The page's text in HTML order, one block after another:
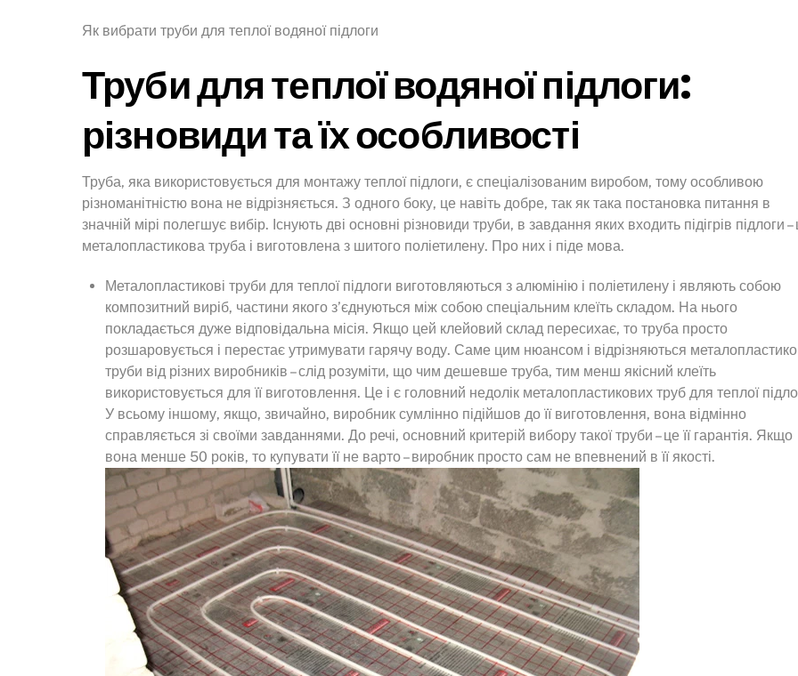
Як вибрати труби для теплої водяної підлоги
Труби для теплої водяної підлоги:
різновиди та їх особливості
Труба, яка використовується для монтажу теплої підлоги, є спеціалізованим виробом, тому особливою
різноманітністю вона не відрізняється. З одного боку, це навіть добре, так як така постановка питання в
значній мірі полегшує вибір. Існують дві основні різновиди труби, в завдання яких входить підігрів підлоги –
металопластикова труба і виготовлена з шитого поліетилену. Про них і піде мова.
Металопластикові труби для теплої підлоги виготовляються з алюмінію і поліетилену і являють собою
композитний виріб, частини якого з’єднуються між собою спеціальним клеїть складом. На нього
покладається дуже відповідальна місія. Якщо цей клейовий склад пересихає, то труба просто
розшаровується і перестає утримувати гарячу воду. Саме цим нюансом і відрізняються
труби від різних виробників – слід розуміти, що чим дешевше труба, тим менш якісний клеїть
використовується для її виготовлення. Це і є головний недолік металопластикових труб для теплої
У всьому іншому, якщо, звичайно, виробник сумлінно підійшов до її виготовлення, вона відмінно
справляється зі своїми завданнями. До речі, основний критерій вибору такої труби – це її гарантія. Якщо
вона менше 50 років, то купувати її не варто – виробник просто сам не впевнений в її якості.